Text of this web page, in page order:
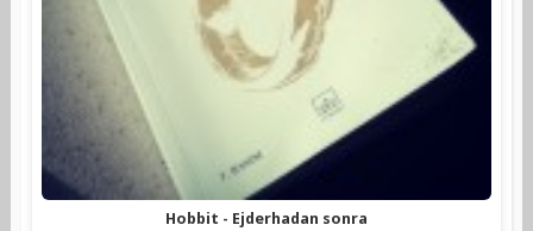
Hobbit - Ejderhadan sonra